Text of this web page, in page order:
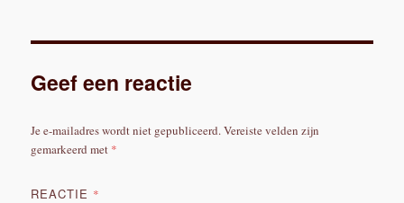
Geef een reactie
Je e-mailadres wordt niet gepubliceerd. Vereiste velden zijn
gemarkeerd met *
REACTIE *